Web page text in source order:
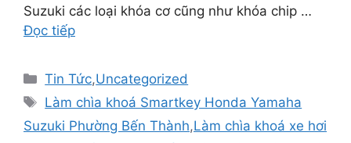
Suzuki các loại khóa cơ cũng như khóa chip …
Đọc tiếp
Tin Tức,Uncategorized
Làm chìa khoá Smartkey Honda Yamaha
Suzuki Phường Bến Thành,Làm chìa khoá xe hơi